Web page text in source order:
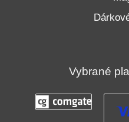
Vybrané